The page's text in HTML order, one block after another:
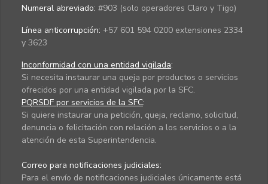
Numeral abreviado: #903 (solo operadores Claro y Tigo)
Línea anticorrupción: +57 601 594 0200 extensiones 2334
y 3623
Inconformidad con una entidad vigilada:
Si necesita instaurar una queja por productos o servicios
ofrecidos por una entidad vigilada por la SFC.
PQRSDF por servicios de la SFC:
Si quiere instaurar una petición, queja, reclamo, solicitud,
denuncia o felicitación con relación a los servicios o a la
atención de esta Superintendencia.
Correo para notificaciones judiciales:
Para el envío de notificaciones judiciales únicamente está